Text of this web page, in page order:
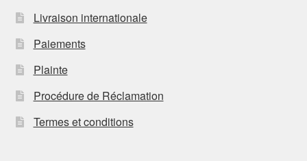
Livraison internationale
Paiements
Plainte
Procédure de Réclamation
Termes et conditions